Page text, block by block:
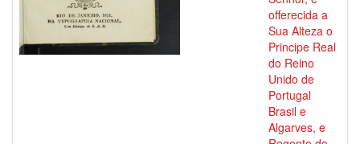
offerecida a
Sua Alteza o
Principe Real
do Reino
Unido de
Portugal
Brasil e
Algarves, e